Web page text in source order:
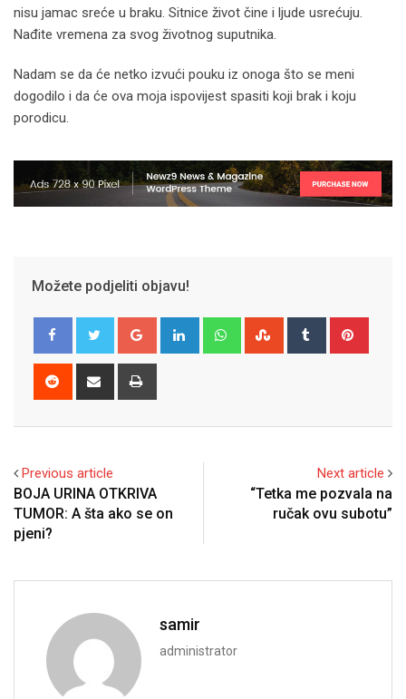
nisu jamac sreće u braku. Sitnice život čine i ljude usrećuju.
Nađite vremena za svog životnog suputnika.
Nadam se da će netko izvući pouku iz onoga što se meni
dogodilo i da će ova moja ispovijest spasiti koji brak i koju
porodicu.
Možete podjeliti objavu!
Google+ LinkedIn WhatsappStumbleUpon
Tumblr
Reddit
Share
Previous article
BOJA URINA OTKRIVA
TUMOR: A šta ako se on
pjeni?
Next article
“Tetka me pozvala na
ručak ovu subotu”
samir
administrator